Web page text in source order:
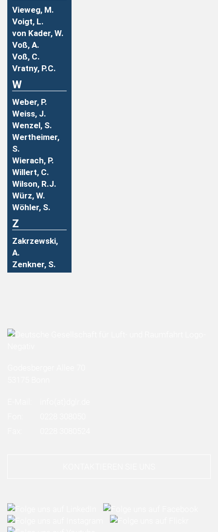
Vieweg, M.
Voigt, L.
von Kader, W.
Voß, A.
Voß, C.
Vratny, P.C.
W
Weber, P.
Weiss, J.
Wenzel, S.
Wertheimer,
S.
Wierach, P.
Willert, C.
Wilson, R.J.
Würz, W.
Wöhler, S.
Z
Zakrzewski,
A.
Zenkner, S.